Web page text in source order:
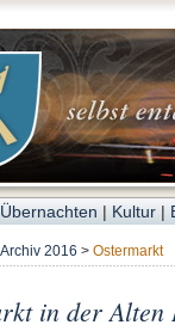
Übernachten | Kultur |
Archiv 2016 > Ostermarkt
in der Alten